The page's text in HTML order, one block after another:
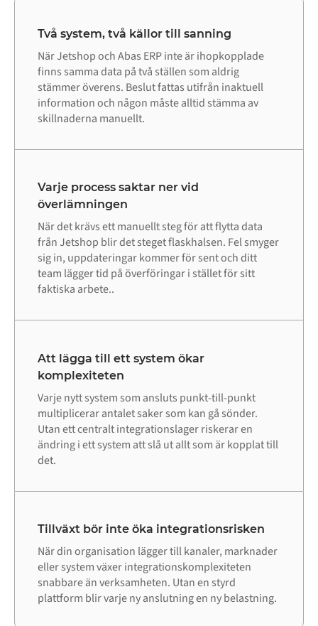
Två system, två källor till sanning
När Jetshop och Abas ERP inte är ihopkopplade
finns samma data på två ställen som aldrig
stämmer överens. Beslut fattas utifrån inaktuell
information och någon måste alltid stämma av
skillnaderna manuellt.
Varje process saktar ner vid
överlämningen
När det krävs ett manuellt steg för att flytta data
från Jetshop blir det steget flaskhalsen. Fel smyger
sig in, uppdateringar kommer för sent och ditt
team lägger tid på överföringar i stället för sitt
faktiska arbete..
Att lägga till ett system ökar
komplexiteten
Varje nytt system som ansluts punkt-till-punkt
multiplicerar antalet saker som kan gå sönder.
Utan ett centralt integrationslager riskerar en
ändring i ett system att slå ut allt som är kopplat till
det.
Tillväxt bör inte öka integrationsrisken
När din organisation lägger till kanaler, marknader
eller system växer integrationskomplexiteten
snabbare än verksamheten. Utan en styrd
plattform blir varje ny anslutning en ny belastning.